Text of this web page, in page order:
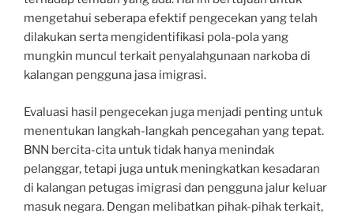
mengetahui seberapa efektif pengecekan yang telah
dilakukan serta mengidentifikasi pola-pola yang
mungkin muncul terkait penyalahgunaan narkoba di
kalangan pengguna jasa imigrasi.
Evaluasi hasil pengecekan juga menjadi penting untuk
menentukan langkah-langkah pencegahan yang tepat.
BNN bercita-cita untuk tidak hanya menindak
pelanggar, tetapi juga untuk meningkatkan kesadaran
di kalangan petugas imigrasi dan pengguna jalur keluar
masuk negara. Dengan melibatkan pihak-pihak terkait,